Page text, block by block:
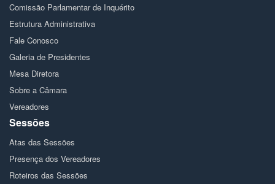
Comissão Parlamentar de Inquérito
Estrutura Administrativa
Fale Conosco
Galeria de Presidentes
Mesa Diretora
Sobre a Câmara
Vereadores
Sessões
Atas das Sessões
Presença dos Vereadores
Roteiros das Sessões